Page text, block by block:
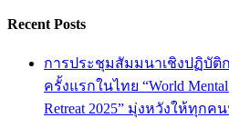
Recent Posts
การประชุมสัมมนาเชิงปฏิบัติ
ครั้งแรกในไทย “World Mental
Retreat 2025” มุ่งหวังให้ทุก